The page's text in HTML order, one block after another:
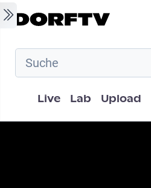
Skip to main content
Hauptnavigation
Live Lab Upload